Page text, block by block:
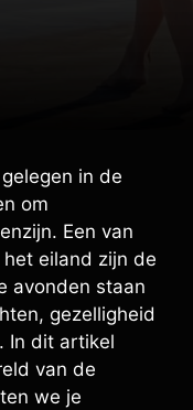
in de
om
Een van
eiland zijn de
avonden staan
gezelligheid
In dit artikel
van de
we je